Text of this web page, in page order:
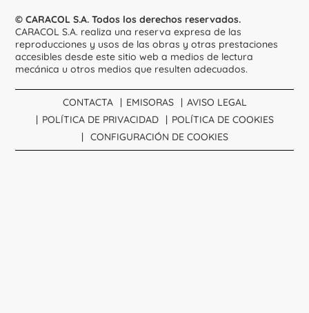
© CARACOL S.A. Todos los derechos reservados.
CARACOL S.A. realiza una reserva expresa de las
reproducciones y usos de las obras y otras prestaciones
accesibles desde este sitio web a medios de lectura
mecánica u otros medios que resulten adecuados.
CONTACTA EMISORAS
AVISO LEGAL
POLÍTICA DE PRIVACIDAD
POLÍTICA DE COOKIES
CONFIGURACIÓN DE COOKIES